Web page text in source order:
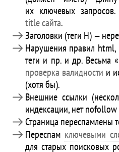
их ключевых
title сайта.
Заголовки (теги H) —
Нарушения правил html,
теги и пр. и др. Весьма
проверка валидности и
(хотя бы).
Внешние ссылки
индексации, нет
Страница переспамлены
Переспам ключевыми
для старых поисковых